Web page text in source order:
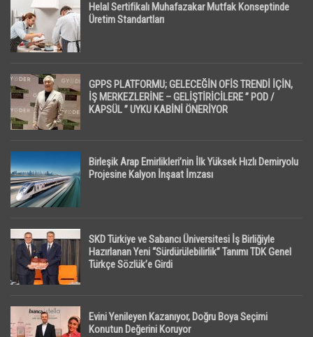
Helal Sertifikalı Muhafazakar Mutfak Konseptinde
Üretim Standartları
GPPS PLATFORMU; GELECEĞİN OFİS TRENDİ İÇİN,
İŞ MERKEZLERİNE – GELİŞTİRİCİLERE ” POD /
KAPSÜL ” UYKU KABİNİ ÖNERİYOR
Birleşik Arap Emirlikleri’nin İlk Yüksek Hızlı Demiryolu
Projesine Kalyon İnşaat İmzası
SKD Türkiye ve Sabancı Üniversitesi İş Birliğiyle
Hazırlanan Yeni “Sürdürülebilirlik” Tanımı TDK Genel
Türkçe Sözlük’e Girdi
Evini Yenileyen Kazanıyor, Doğru Boya Seçimi
Konutun Değerini Koruyor